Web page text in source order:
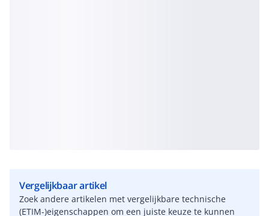
Vergelijkbaar artikel
Zoek andere artikelen met vergelijkbare technische
(ETIM-)eigenschappen om een juiste keuze te kunnen